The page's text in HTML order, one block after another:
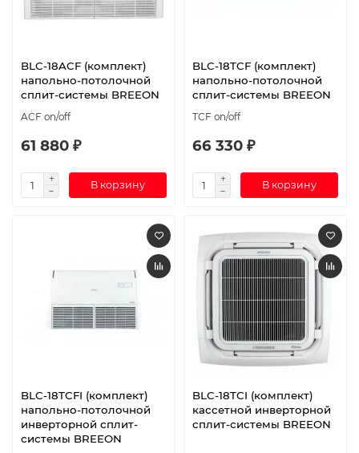
BLC-18ACF (комплект)
напольно-потолочной
сплит-системы BREEON
ACF on/off
61 880 ₽
В корзину
BLC-18TCF (комплект)
напольно-потолочной
сплит-системы BREEON
TCF on/off
66 330 ₽
В корзину
BLC-18TCFI (комплект)
напольно-потолочной
инверторной сплит-
системы BREEON
BLC-18TCI (комплект)
кассетной инверторной
сплит-системы BREEON